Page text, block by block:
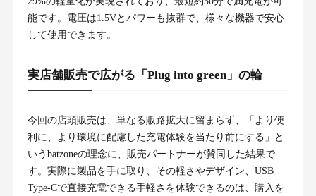
能です。電圧は1.5Vとパワーも抜群で、様々な機器で安心
して使用できます。
実店舗販売で広がる「Plug into green」の輪
今回の店頭販売は、単なる販路拡大に留まらず、「より便
利に、より環境に配慮した充電体験を当たり前にする」と
いうbatzoneの理念に、販売パートナーが賛同した結果で
す。実際に製品を手に取り、その軽さやデザイン、USB
Type-Cで直接充電できる手軽さを体験できるのは、購入を